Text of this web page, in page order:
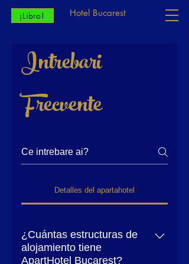
Hotel Bucarest
¡Libro!
Intrebari
Frecvente
Detalles del apartahotel
¿Cuántas estructuras de
alojamiento tiene
ApartHotel Bucarest?